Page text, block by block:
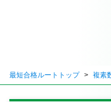
最短合格ルートトップ 複素